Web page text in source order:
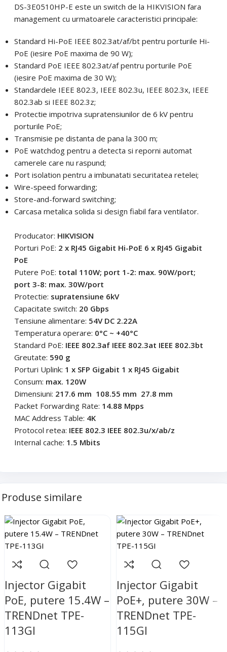
Telefon*
Trimite solicitarea
Email*
Telefon*
Cerințele tale (proiect, buget, termen, alte produse)
Trimite solicitarea
DS-3E0510HP-E este un switch de la HIKVISION fara
management cu urmatoarele caracteristici principale:
Standard Hi-PoE IEEE 802.3at/af/bt pentru porturile Hi-
PoE (iesire PoE maxima de 90 W);
Standard PoE IEEE 802.3at/af pentru porturile PoE
(iesire PoE maxima de 30 W);
Standardele IEEE 802.3, IEEE 802.3u, IEEE 802.3x, IEEE
802.3ab si IEEE 802.3z;
Protectie impotriva supratensiunilor de 6 kV pentru
porturile PoE;
Transmisie pe distanta de pana la 300 m;
PoE watchdog pentru a detecta si reporni automat
camerele care nu raspund;
Port isolation pentru a imbunatati securitatea retelei;
Wire-speed forwarding;
Store-and-forward switching;
Carcasa metalica solida si design fiabil fara ventilator.
Producator: HIKVISION
Porturi PoE: 2 x RJ45 Gigabit Hi-PoE 6 x RJ45 Gigabit
PoE
Putere PoE: total 110W; port 1-2: max. 90W/port;
port 3-8: max. 30W/port
Protectie: supratensiune 6kV
Capacitate switch: 20 Gbps
Tensiune alimentare: 54V DC 2.22A
Temperatura operare: 0°C ~ +40°C
Standard PoE: IEEE 802.3af IEEE 802.3at IEEE 802.3bt
Greutate: 590 g
Porturi Uplink: 1 x SFP Gigabit 1 x RJ45 Gigabit
Consum: max. 120W
Dimensiuni: 217.6 mm  108.55 mm  27.8 mm
Packet Forwarding Rate: 14.88 Mpps
MAC Address Table: 4K
Protocol retea: IEEE 802.3 IEEE 802.3u/x/ab/z
Internal cache: 1.5 Mbits
Produse similare
Injector Gigabit
PoE, putere 15.4W –
TRENDnet TPE-
113GI
Injector Gigabit
PoE+, putere 30W –
TRENDnet TPE-
115GI